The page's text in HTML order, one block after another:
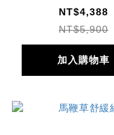
NT$4,388
NT$5,900
加入購物車